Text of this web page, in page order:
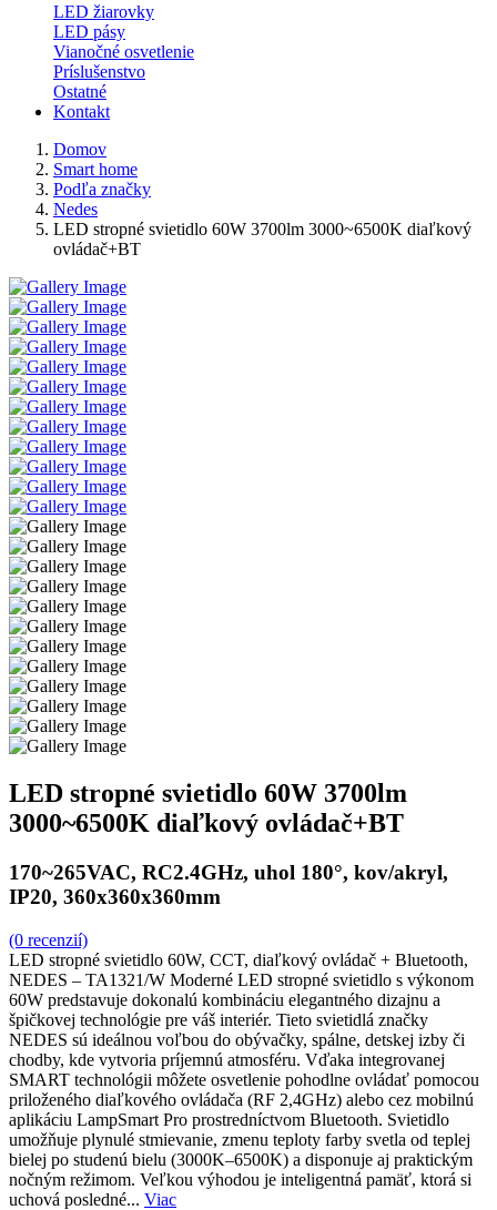
LED žiarovky
LED pásy
Vianočné osvetlenie
Príslušenstvo
Ostatné
Kontakt
Domov
Smart home
Podľa značky
Nedes
LED stropné svietidlo 60W 3700lm 3000~6500K diaľkový
ovládač+BT
LED stropné svietidlo 60W 3700lm
3000~6500K diaľkový ovládač+BT
170~265VAC, RC2.4GHz, uhol 180°, kov/akryl,
IP20, 360x360x360mm
(0 recenzií)
LED stropné svietidlo 60W, CCT, diaľkový ovládač + Bluetooth,
NEDES – TA1321/W Moderné LED stropné svietidlo s výkonom
60W predstavuje dokonalú kombináciu elegantného dizajnu a
špičkovej technológie pre váš interiér. Tieto svietidlá značky
NEDES sú ideálnou voľbou do obývačky, spálne, detskej izby či
chodby, kde vytvoria príjemnú atmosféru. Vďaka integrovanej
SMART technológii môžete osvetlenie pohodlne ovládať pomocou
priloženého diaľkového ovládača (RF 2,4GHz) alebo cez mobilnú
aplikáciu LampSmart Pro prostredníctvom Bluetooth. Svietidlo
umožňuje plynulé stmievanie, zmenu teploty farby svetla od teplej
bielej po studenú bielu (3000K–6500K) a disponuje aj praktickým
nočným režimom. Veľkou výhodou je inteligentná pamäť, ktorá si
uchová posledné... Viac